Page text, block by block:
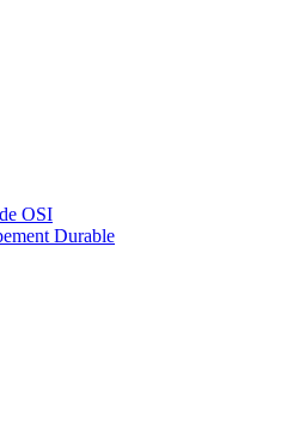
OSI
Durable